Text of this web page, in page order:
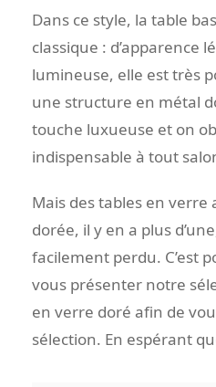
Dans ce style, la table
classique : d’apparence
lumineuse, elle est très
une structure en métal
touche luxueuse et on
indispensable à tout
Mais des tables en
dorée, il y en a plus
facilement perdu. C’est
vous présenter notre
en verre doré afin de
sélection. En espérant